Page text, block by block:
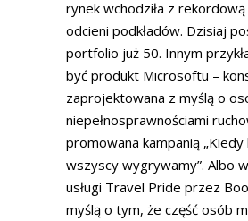
rynek wchodziła z rekordową
odcieni podkładów. Dzisiaj
portfolio już 50. Innym
być produkt Microsoftu –
zaprojektowana z myślą o
niepełnosprawnościami
promowana kampanią „Kiedy
wszyscy wygrywamy”. Albo
usługi Travel Pride przez
myślą o tym, że część osób